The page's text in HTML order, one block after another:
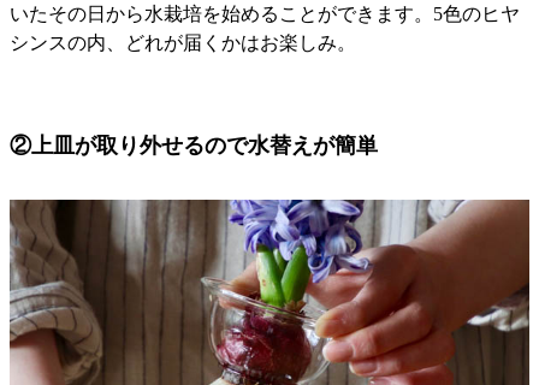
いたその日から水栽培を始めることができます。5色のヒヤ
シンスの内、どれが届くかはお楽しみ。
②上皿が取り外せるので水替えが簡単